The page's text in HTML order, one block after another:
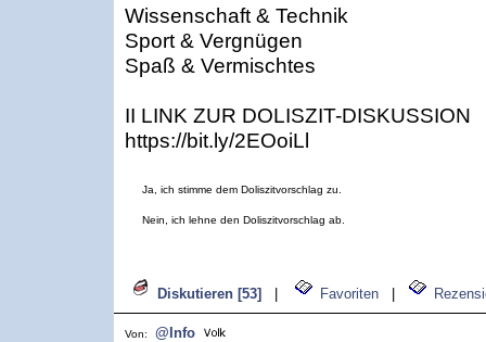
Wissenschaft & Technik
Sport & Vergnügen
Spaß & Vermischtes
II LINK ZUR DOLISZIT-DISKUSSION
https://bit.ly/2EOoiLl
Ja, ich stimme dem Doliszitvorschlag zu.
Nein, ich lehne den Doliszitvorschlag ab.
Diskutieren [53] Favoriten
Von: @Info